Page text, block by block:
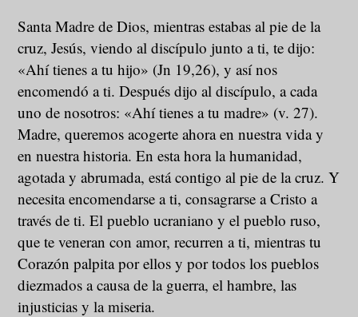
Santa Madre de Dios, mientras estabas al pie de la
cruz, Jesús, viendo al discípulo junto a ti, te dijo:
«Ahí tienes a tu hijo» (Jn 19,26), y así nos
encomendó a ti. Después dijo al discípulo, a cada
uno de nosotros: «Ahí tienes a tu madre» (v. 27).
Madre, queremos acogerte ahora en nuestra vida y
en nuestra historia. En esta hora la humanidad,
agotada y abrumada, está contigo al pie de la cruz. Y
necesita encomendarse a ti, consagrarse a Cristo a
través de ti. El pueblo ucraniano y el pueblo ruso,
que te veneran con amor, recurren a ti, mientras tu
Corazón palpita por ellos y por todos los pueblos
diezmados a causa de la guerra, el hambre, las
injusticias y la miseria.